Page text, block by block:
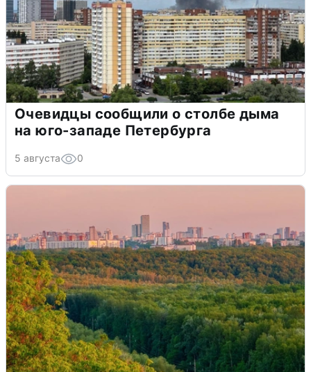
Очевидцы сообщили о столбе дыма
на юго-западе Петербурга
5 августа 0